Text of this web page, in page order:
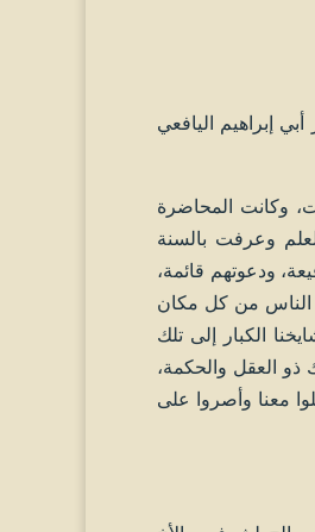
إبراهيم اليافعي
وكانت المحاضرة
وعرفت بالسنة
ودعوتهم قائمة،
الناس من كل مكان
الكبار إلى تلك
ذو العقل والحكمة،
معنا وأصروا على